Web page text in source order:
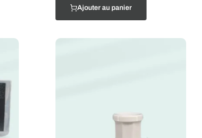
Ajouter au panier